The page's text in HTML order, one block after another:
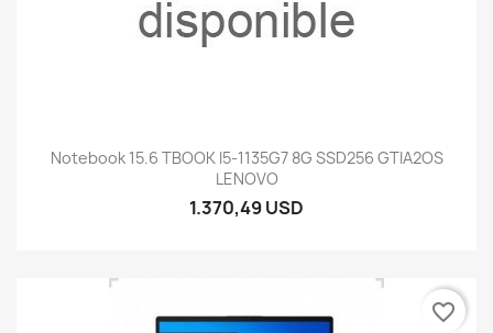
Notebook 15.6 TBOOK I5-1135G7 8G SSD256 GTIA2OS
LENOVO
1.370,49 USD
favorite_border